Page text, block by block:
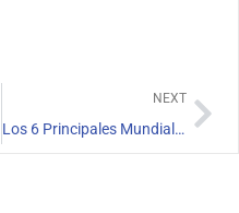
NEXT
Los 6 Principales Mundiales Proveedores De Revestimientos HDPE Para Estanques